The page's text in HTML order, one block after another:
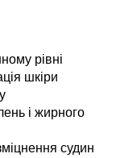
рівні
шкіри
і жирного
судин